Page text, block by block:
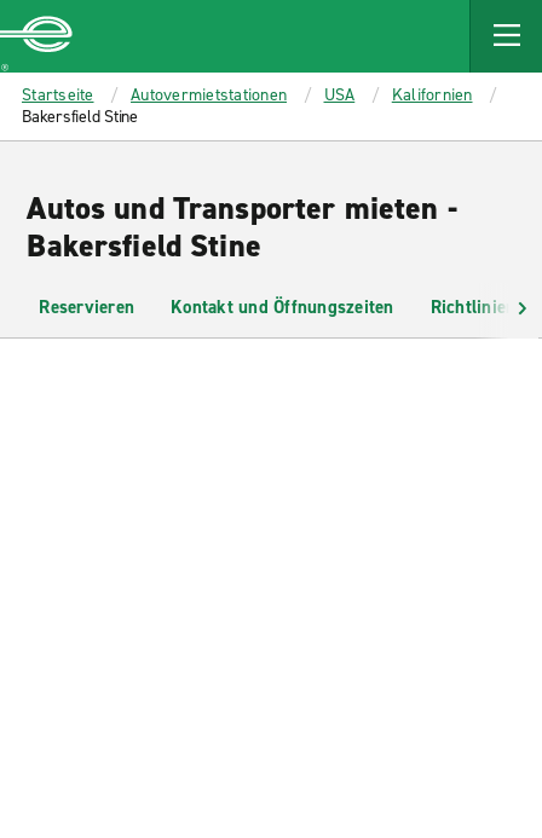
MAIN
CONTENT
Enterprise
Startseite Autovermietstationen USA
Kalifornien
Bakersfield Stine
Autos und Transporter mieten -
Bakersfield Stine
Reservieren Kontakt und Öffnungszeiten Richtlinien